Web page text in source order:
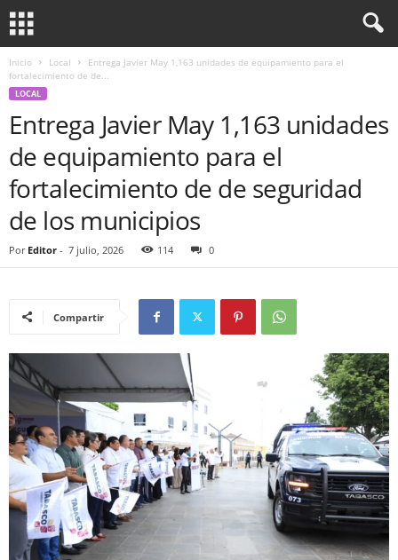
Inicio Local
Entrega Javier May 1,163 unidades de equipamiento para el
fortalecimiento de de...
LOCAL
Entrega Javier May 1,163 unidades
de equipamiento para el
fortalecimiento de de seguridad
de los municipios
Por Editor - 7 julio, 2026 114 0
Compartir